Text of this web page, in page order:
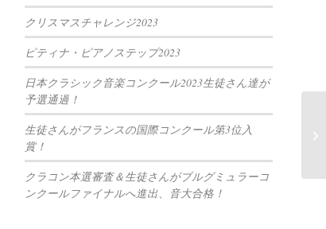
クリスマスチャレンジ2023
ピティナ・ピアノステップ2023
日本クラシック音楽コンクール2023生徒さん達が
予選通過！
生徒さんがフランスの国際コンクール第3位入
賞！
クラコン本選審査＆生徒さんがブルグミュラーコ
ンクールファイナルへ進出、音大合格！